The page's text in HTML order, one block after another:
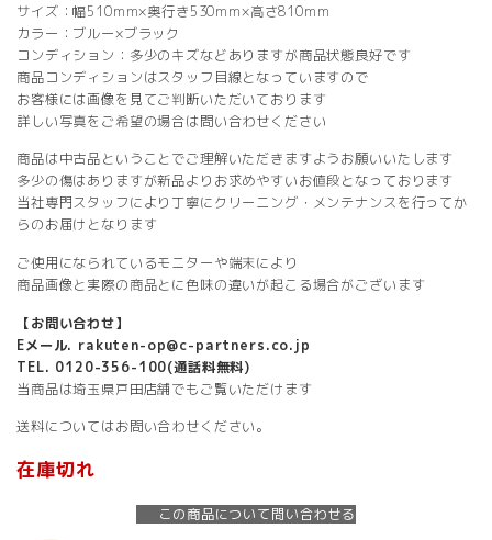
サイズ：幅510mm×奥行き530mm×高さ810mm
カラー：ブルー×ブラック
コンディション：多少のキズなどありますが商品状態良好です
商品コンディションはスタッフ目線となっていますので
お客様には画像を見てご判断いただいております
詳しい写真をご希望の場合は問い合わせください
商品は中古品ということでご理解いただきますようお願いいたします
多少の傷はありますが新品よりお求めやすいお値段となっております
当社専門スタッフにより丁寧にクリーニング・メンテナンスを行ってか
らのお届けとなります
ご使用になられているモニターや端末により
商品画像と実際の商品とに色味の違いが起こる場合がございます
【お問い合わせ】
Eメール. rakuten-op@c-partners.co.jp
TEL. 0120-356-100(通話料無料)
当商品は埼玉県戸田店舗でもご覧いただけます
送料についてはお問い合わせください。
在庫切れ
この商品について問い合わせる